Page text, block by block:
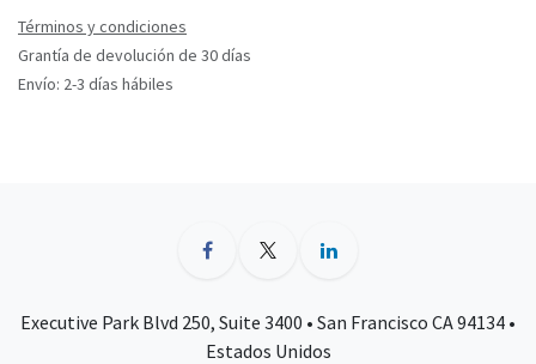
Términos y condiciones
Grantía de devolución de 30 días
Envío: 2-3 días hábiles
Executive Park Blvd 250, Suite 3400 • San Francisco CA 94134 •
Estados Unidos